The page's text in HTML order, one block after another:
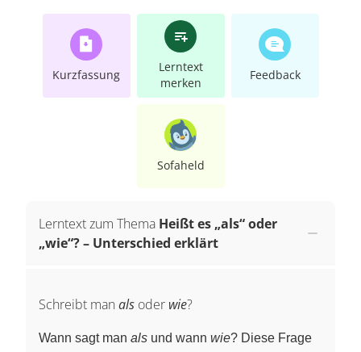
Kurzfassung
Lerntext
merken
Feedback
Sofaheld
Lerntext zum Thema Heißt es „als“ oder
„wie“? – Unterschied erklärt
Schreibt man als oder wie?
Wann sagt man als und wann wie? Diese Frage